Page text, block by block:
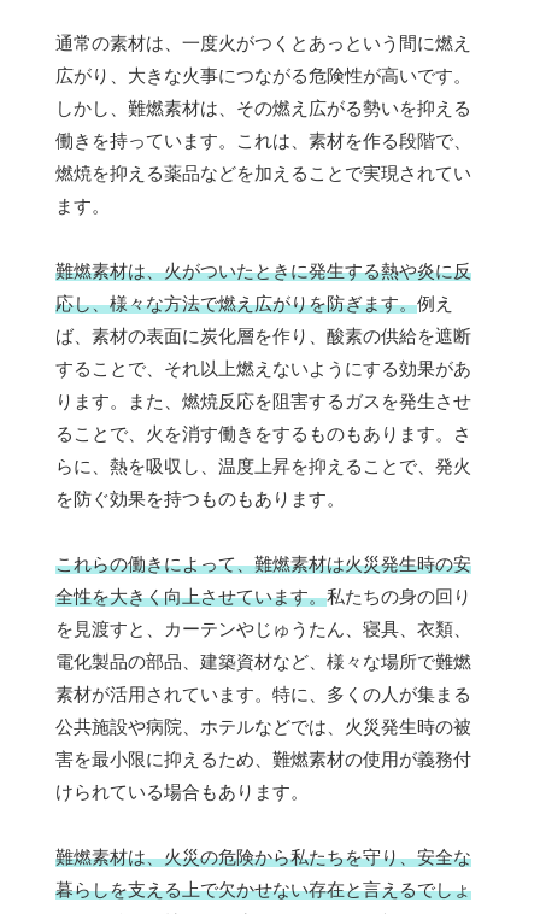
通常の素材は、一度火がつくとあっという間に燃え
広がり、大きな火事につながる危険性が高いです。
しかし、難燃素材は、その燃え広がる勢いを抑える
働きを持っています。これは、素材を作る段階で、
燃焼を抑える薬品などを加えることで実現されてい
ます。
難燃素材は、火がついたときに発生する熱や炎に反
応し、様々な方法で燃え広がりを防ぎます。例え
ば、素材の表面に炭化層を作り、酸素の供給を遮断
することで、それ以上燃えないようにする効果があ
ります。また、燃焼反応を阻害するガスを発生させ
ることで、火を消す働きをするものもあります。さ
らに、熱を吸収し、温度上昇を抑えることで、発火
を防ぐ効果を持つものもあります。
これらの働きによって、難燃素材は火災発生時の安
全性を大きく向上させています。私たちの身の回り
を見渡すと、カーテンやじゅうたん、寝具、衣類、
電化製品の部品、建築資材など、様々な場所で難燃
素材が活用されています。特に、多くの人が集まる
公共施設や病院、ホテルなどでは、火災発生時の被
害を最小限に抑えるため、難燃素材の使用が義務付
けられている場合もあります。
難燃素材は、火災の危険から私たちを守り、安全な
暮らしを支える上で欠かせない存在と言えるでしょ